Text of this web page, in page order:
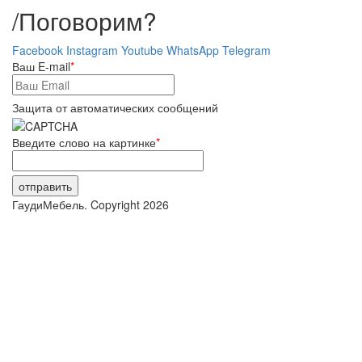
/Поговорим?
Facebook Instagram Youtube WhatsApp Telegram
Ваш E-mail*
Защита от автоматических сообщений
Введите слово на картинке*
ГаудиМебель. Copyright 2026